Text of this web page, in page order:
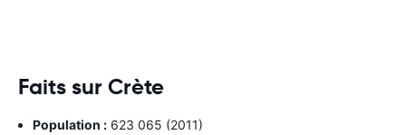
Faits sur Crète
Population : 623 065 ​​(2011)